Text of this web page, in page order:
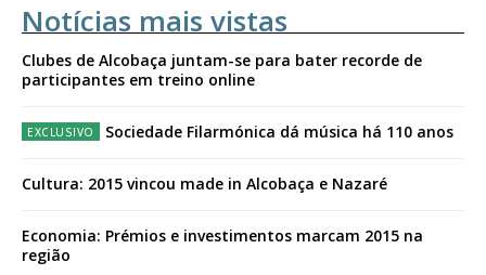
ASSINATURA
DIGITAL ANUAL
Notícias mais vistas
Clubes de Alcobaça juntam-se para bater recorde de
participantes em treino online
Sociedade Filarmónica dá música há 110 anos
Cultura: 2015 vincou made in Alcobaça e Nazaré
Economia: Prémios e investimentos marcam 2015 na
região